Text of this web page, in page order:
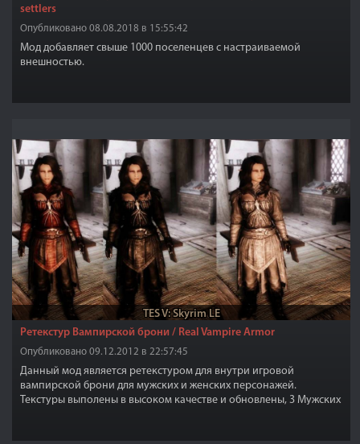
settlers
Опубликовано 08.08.2018 в 15:55:42
Мод добавляет свыше 1000 поселенцев с настраиваемой
внешностью.
TES V: Skyrim LE
Ретекстур Вампирской брони / Real Vampire Armor
Опубликовано 09.12.2012 в 22:57:45
Данный мод является ретекстуром для внутри игровой
вампирской брони для мужских и женских персонажей.
Текстуры выполены в высоком качестве и обновлены, 3 Мужских